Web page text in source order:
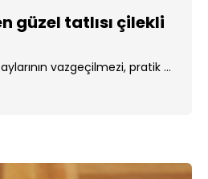
güzel tatlısı çilekli
vazgeçilmezi, pratik ...